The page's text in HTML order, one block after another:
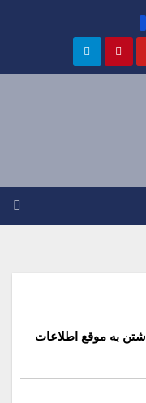
به موقع اطلاعات